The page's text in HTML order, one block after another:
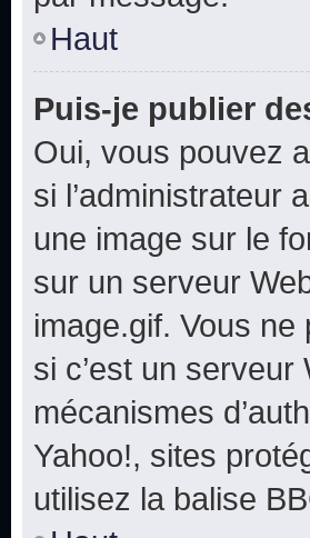
Haut
Puis-je publier
Oui, vous pouvez
si l’administrateur
une image sur le
sur un serveur
image.gif. Vous
si c’est un
mécanismes
Yahoo!, sites
utilisez la balise